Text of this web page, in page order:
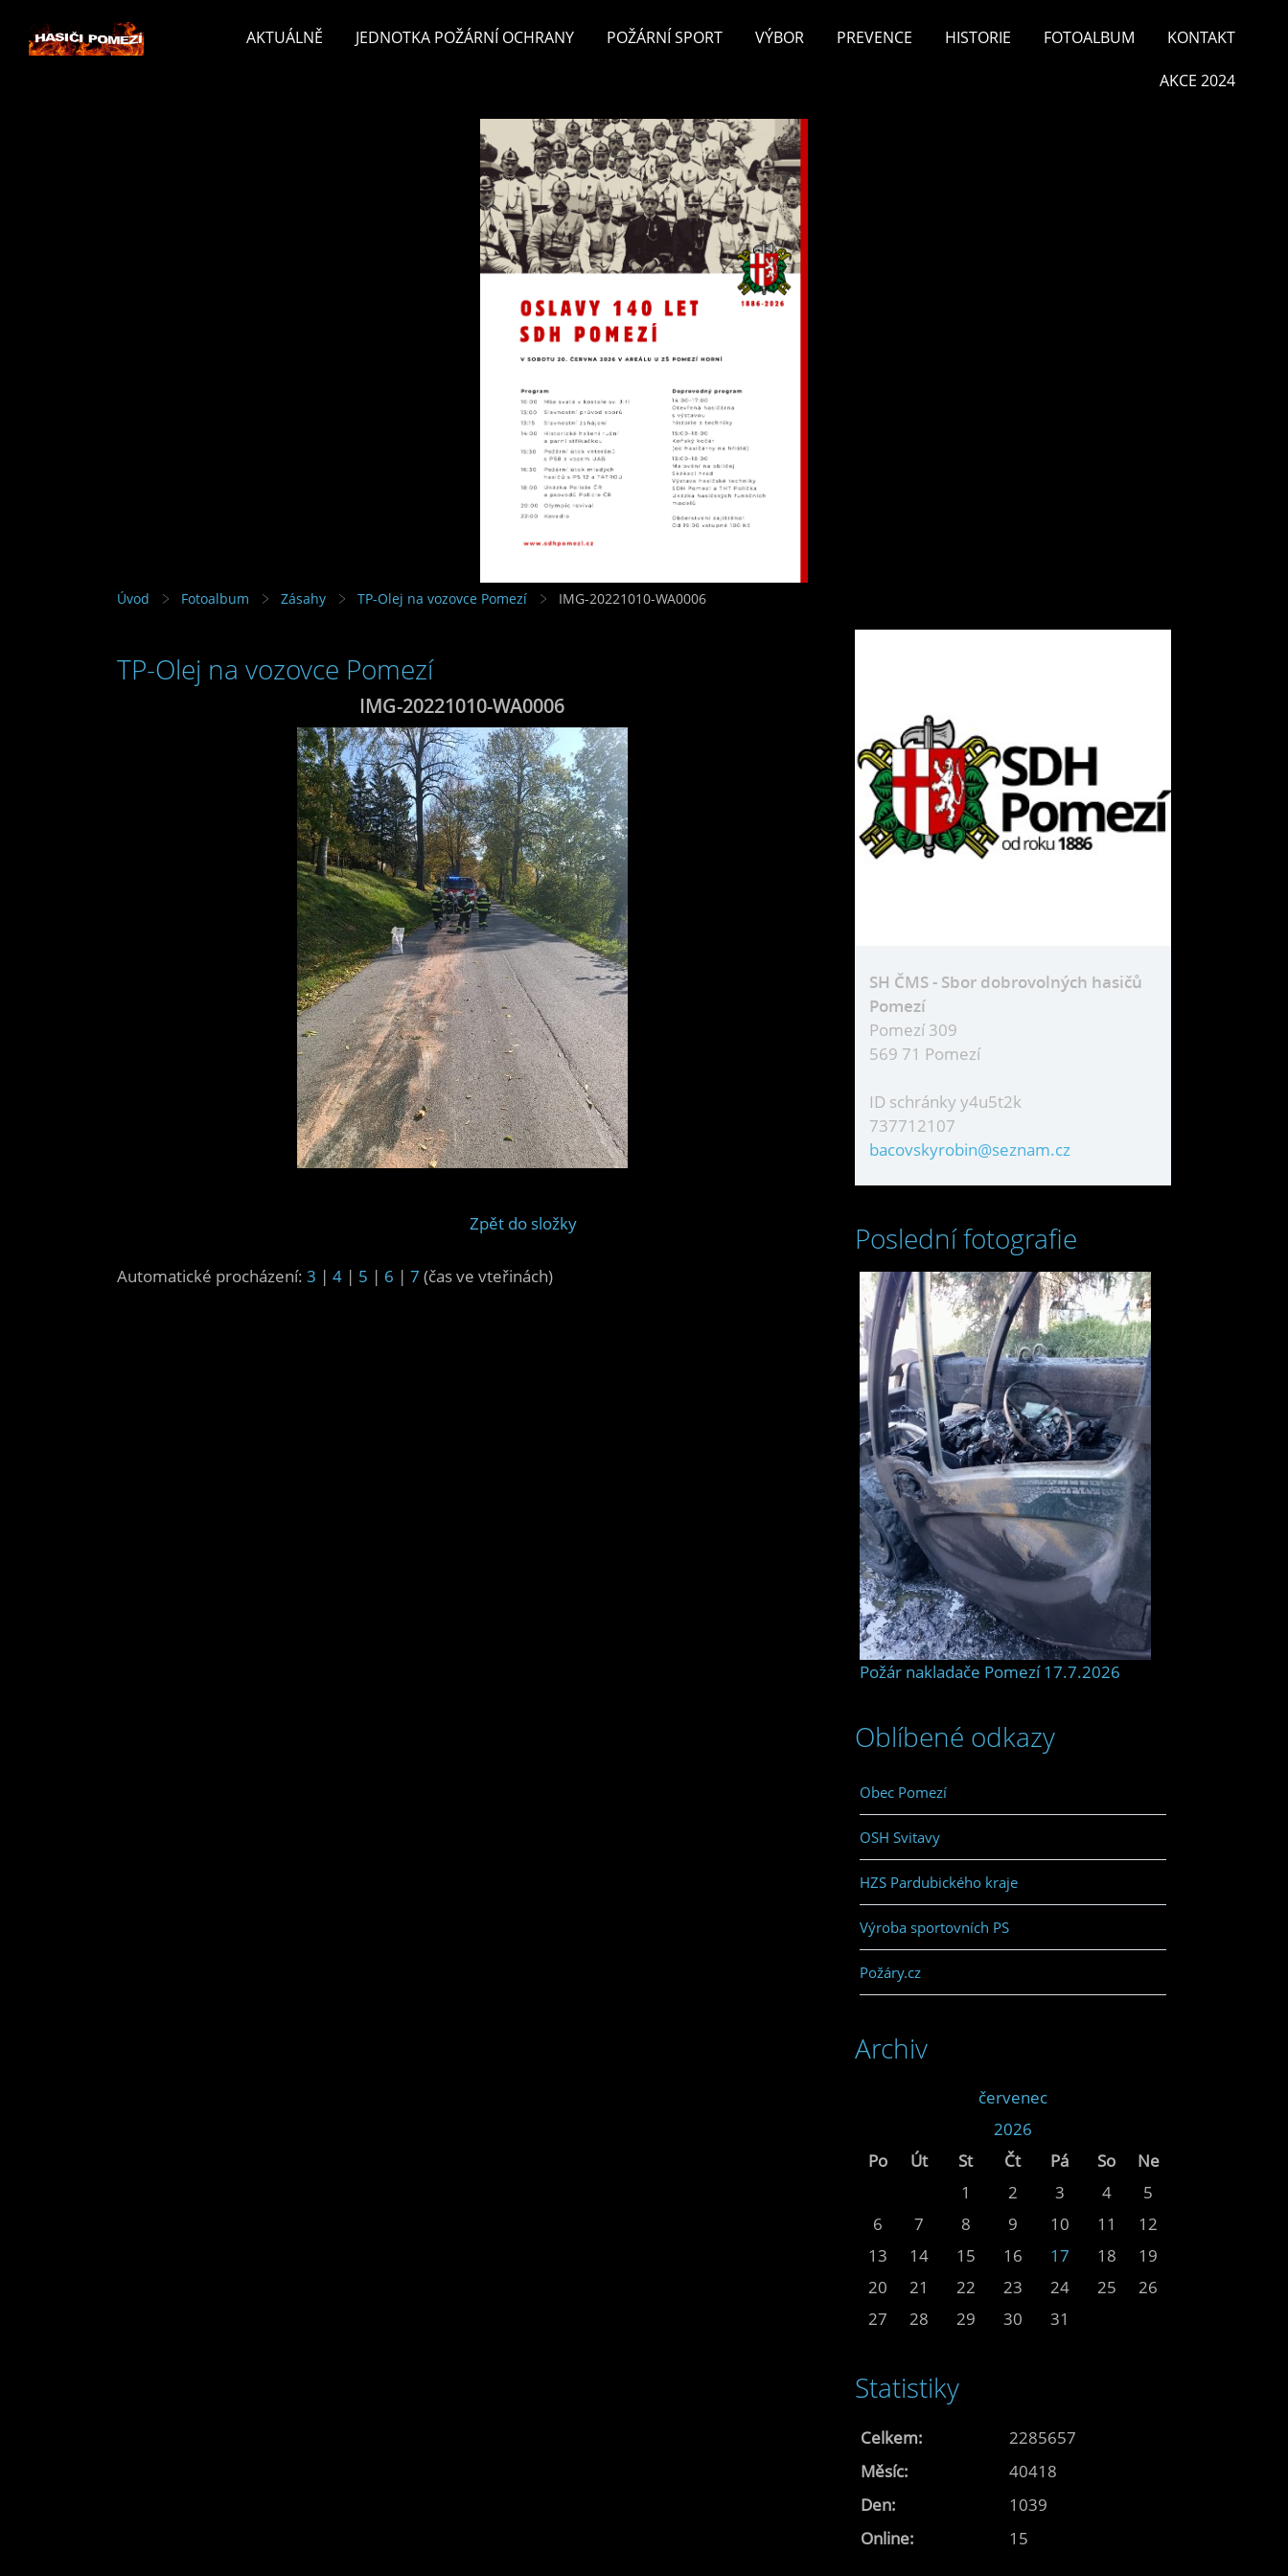
AKTUÁLNĚ JEDNOTKA POŽÁRNÍ OCHRANY POŽÁRNÍ SPORT VÝBOR PREVENCE HISTORIE FOTOALBUM KONTAKT
AKCE 2024
Úvod Fotoalbum Zásahy TP-Olej na vozovce Pomezí IMG-20221010-WA0006
TP-Olej na vozovce Pomezí
IMG-20221010-WA0006
Zpět do složky
Automatické procházení: 3 | 4 | 5 | 6 | 7 (čas ve vteřinách)
SH ČMS - Sbor dobrovolných hasičů
Pomezí
Pomezí 309
569 71 Pomezí
ID schránky y4u5t2k
737712107
bacovskyrobin@seznam.cz
Poslední fotografie
Požár nakladače Pomezí 17.7.2026
Oblíbené odkazy
Obec Pomezí
OSH Svitavy
HZS Pardubického kraje
Výroba sportovních PS
Požáry.cz
Archiv
červenec
2026
Po
Út St Čt Pá So
Ne
1
2 3 4
5
6
7 8 9 10 11
12
13
14 15 16 17 18
19
20
21 22 23 24 25
26
27
28 29 30 31
Statistiky
Online: 15
Celkem:
2285657
Měsíc:
40418
Den:
1039